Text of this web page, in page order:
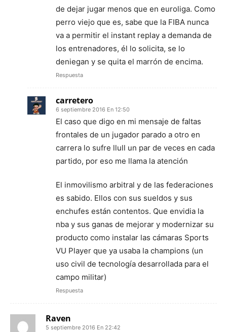
de dejar jugar menos que en euroliga. Como
perro viejo que es, sabe que la FIBA nunca
va a permitir el instant replay a demanda de
los entrenadores, él lo solicita, se lo
deniegan y se quita el marrón de encima.
Respuesta
carretero
6 septiembre 2016 En 12:50
El caso que digo en mi mensaje de faltas
frontales de un jugador parado a otro en
carrera lo sufre llull un par de veces en cada
partido, por eso me llama la atención
El inmovilismo arbitral y de las federaciones
es sabido. Ellos con sus sueldos y sus
enchufes están contentos. Que envidia la
nba y sus ganas de mejorar y modernizar su
producto como instalar las cámaras Sports
VU Player que ya usaba la champions (un
uso civil de tecnología desarrollada para el
campo militar)
Respuesta
Raven
5 septiembre 2016 En 22:42